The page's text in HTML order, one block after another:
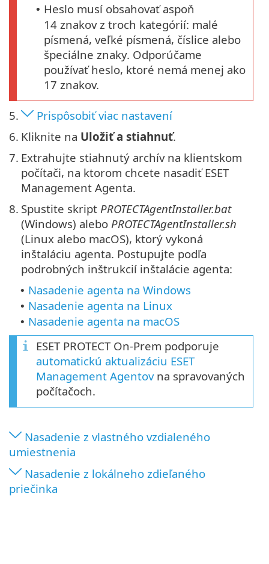
• Heslo musí obsahovať aspoň
14 znakov z troch kategórií: malé
písmená, veľké písmená, číslice alebo
špeciálne znaky. Odporúčame
používať heslo, ktoré nemá menej ako
17 znakov.
5.
Prispôsobiť viac nastavení
6. Kliknite na Uložiť a stiahnuť.
7. Extrahujte stiahnutý archív na klientskom
počítači, na ktorom chcete nasadiť ESET
Management Agenta.
8. Spustite skript PROTECTAgentInstaller.bat
(Windows) alebo PROTECTAgentInstaller.sh
(Linux alebo macOS), ktorý vykoná
inštaláciu agenta. Postupujte podľa
podrobných inštrukcií inštalácie agenta:
• Nasadenie agenta na Windows
• Nasadenie agenta na Linux
• Nasadenie agenta na macOS
ESET PROTECT On-Prem podporuje
automatickú aktualizáciu ESET
Management Agentovna spravovaných
počítačoch.
Nasadenie z vlastného vzdialeného
umiestnenia
Nasadenie z lokálneho zdieľaného
priečinka